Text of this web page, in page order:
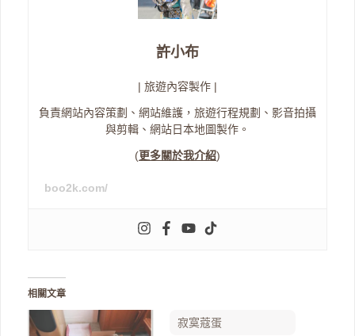
許小布
| 旅遊內容製作 |
負責網站內容策劃、網站維護，旅遊行程規劃、影音拍攝
與剪輯、網站日本地圖製作。
(更多關於我介紹)
boo2k.com/
相關文章
寂寞蔻蛋